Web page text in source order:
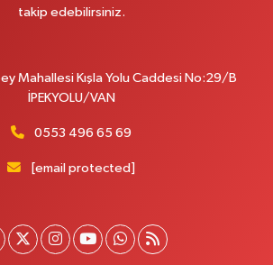
yanı. İpekyolu. Hatuniye mahallesi terzioğlu, Eski
Yol Tarifi Al
Sk.No:93 3-4
takip edebilirsiniz.
Mahallesi Kışla Yolu Caddesi No:29/B
İPEKYOLU/VAN
0553 496 65 69
[email protected]